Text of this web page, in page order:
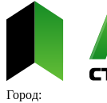
Город: